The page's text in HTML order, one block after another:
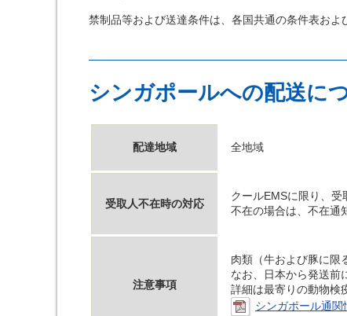
禁制品等および送達条件は、各国共通の条件表およ
シンガポールへの配送に
配達地域 全地域
受取人不在時の対応
クールEMSに限り、受
不在の場合は、不在通
注意事項
肉類（牛および豚に限
なお、日本から発送前
詳細は最寄りの動物検
シンガポール通関